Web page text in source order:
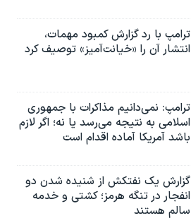
ترامپ با رد گزارش کمبود مهمات،
انتشار آن را «خیانت‌آمیز» توصیف کرد
ترامپ: نمی‌دانیم مذاکرات با جمهوری
اسلامی به نتیجه می‌رسد یا نه؛ اگر لازم
باشد آمریکا آماده اقدام است
گزارش یک نفتکش از شنیده شدن دو
انفجار در تنگه هرمز؛ کشتی و خدمه
سالم هستند